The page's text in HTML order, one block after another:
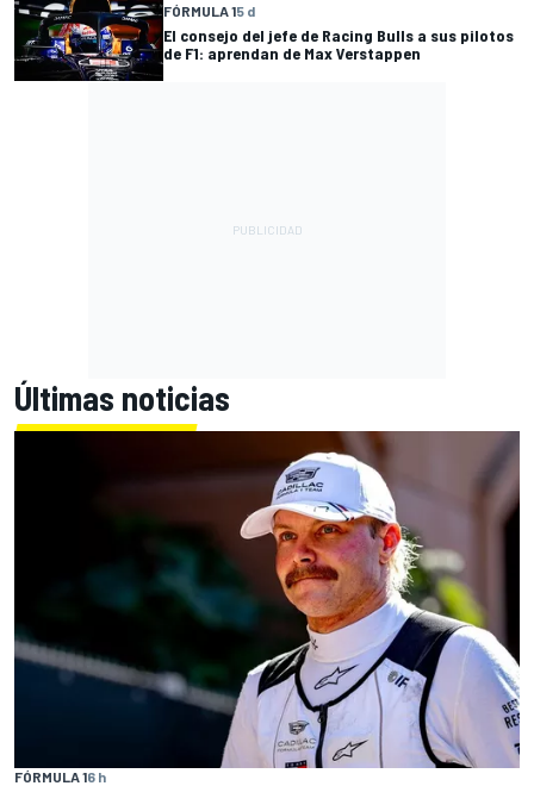
FÓRMULA 15 d
El consejo del jefe de Racing Bulls a sus pilotos
de F1: aprendan de Max Verstappen
Últimas noticias
FÓRMULA 16 h